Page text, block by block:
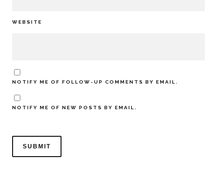
WEBSITE
NOTIFY ME OF FOLLOW-UP COMMENTS BY EMAIL.
NOTIFY ME OF NEW POSTS BY EMAIL.